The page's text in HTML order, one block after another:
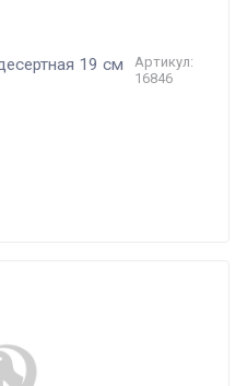
19 см
Артикул:
16846